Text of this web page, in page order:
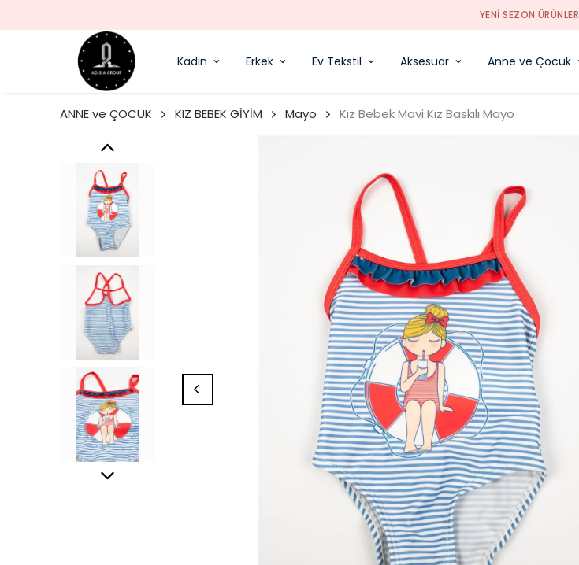
YENI SEZON ÜRÜNLER
Kadın Erkek Ev Tekstil Aksesuar Anne ve Çocuk
ANNE ve ÇOCUK KIZ BEBEK GİYİM Mayo Kız Bebek Mavi Kız Baskılı Mayo